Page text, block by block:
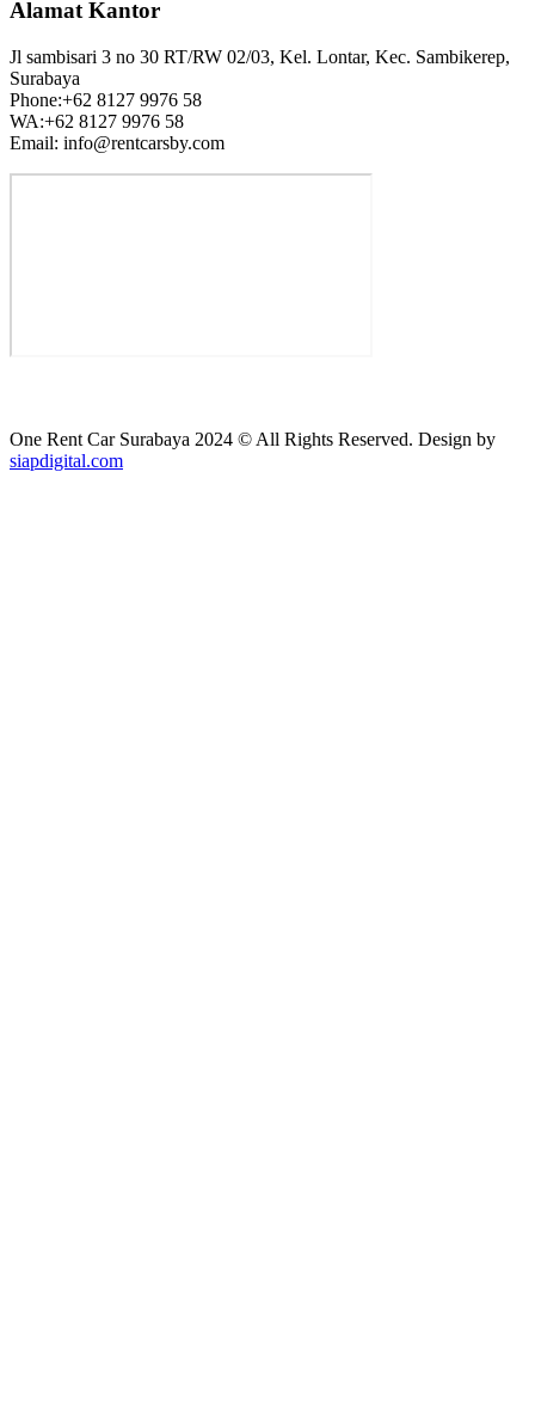
Alamat Kantor
Jl sambisari 3 no 30 RT/RW 02/03, Kel. Lontar, Kec. Sambikerep,
Surabaya
Phone:+62 8127 9976 58
WA:+62 8127 9976 58
Email: info@rentcarsby.com
One Rent Car Surabaya 2024 © All Rights Reserved. Design by
siapdigital.com